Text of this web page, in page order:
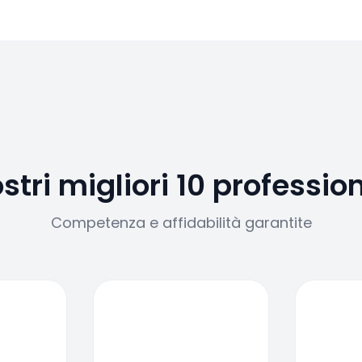
migliori 10
Competenza e affidabilità garantite